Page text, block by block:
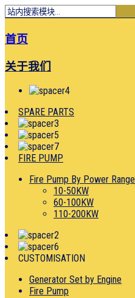
首页
关于我们
SPARE PARTS
FIRE PUMP
Fire Pump By Power Range
10-50KW
60-100KW
110-200KW
CUSTOMISATION
Generator Set by Engine
Fire Pump